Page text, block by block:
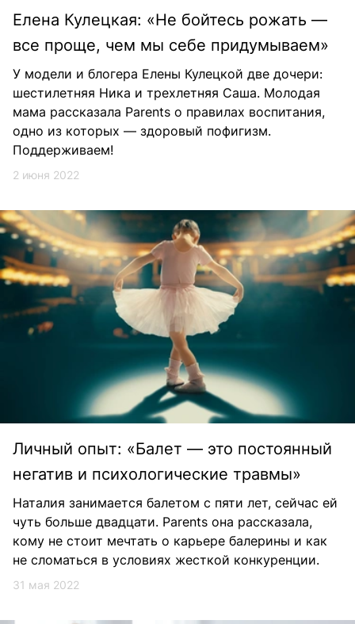
Елена Кулецкая: «Не бойтесь рожать —
все проще, чем мы себе придумываем»
У модели и блогера Елены Кулецкой две дочери:
шестилетняя Ника и трехлетняя Саша. Молодая
мама рассказала Parents о правилах воспитания,
одно из которых — здоровый пофигизм.
Поддерживаем!
2 июня 2022
Личный опыт: «Балет — это постоянный
негатив и психологические травмы»
Наталия занимается балетом с пяти лет, сейчас ей
чуть больше двадцати. Parents она рассказала,
кому не стоит мечтать о карьере балерины и как
не сломаться в условиях жесткой конкуренции.
31 мая 2022